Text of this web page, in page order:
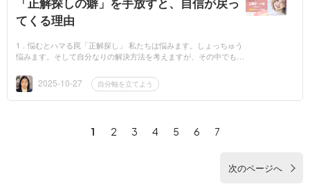
てくる理由
1．悩むとハマる罠「正解探し」 私たちは悩みます。しょっちゅう
悩みます。そして自分なりの解決方法を考えますが、その中でも迷
ない、で...2025-10-27 自分軸を立てよう
1 2 3 4 5 6 7
次のページへ